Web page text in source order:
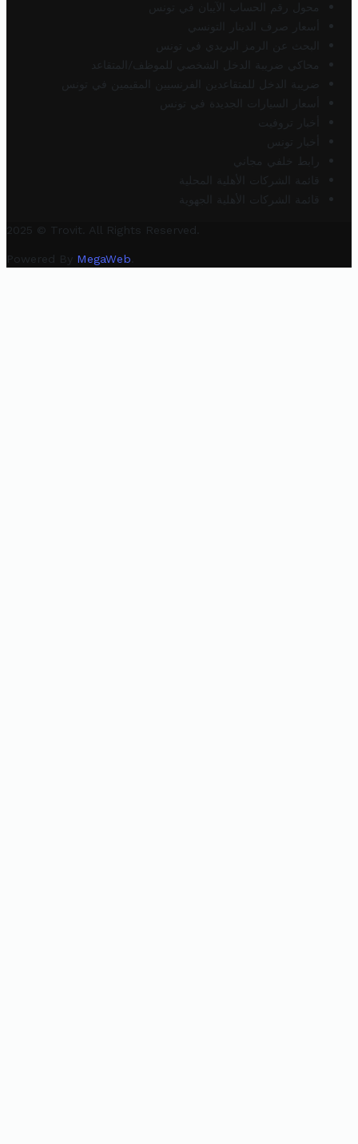
محول رقم الحساب الآيبان في تونس
أسعار صرف الدينار التونسي
البحث عن الرمز البريدي في تونس
محاكي ضريبة الدخل الشخصي للموظف/المتقاعد
ضريبة الدخل للمتقاعدين الفرنسيين المقيمين في تونس
أسعار السيارات الجديدة في تونس
أخبار تروفيت
أخبار تونس
رابط خلفي مجاني
قائمة الشركات الأهلية المحلية
قائمة الشركات الأهلية الجهوية
2025 © Trovit. All Rights Reserved.
Powered By MegaWeb